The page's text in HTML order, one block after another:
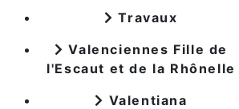
Travaux
Valenciennes Fille de
l'Escaut et de la Rhônelle
Valentiana